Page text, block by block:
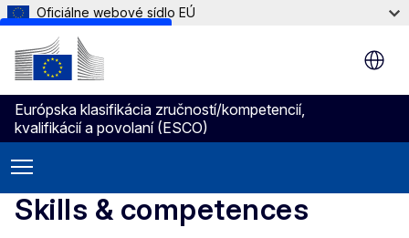
Skip to main content
Oficiálne webové sídlo EÚ
Európska klasifikácia zručností/kompetencií,
kvalifikácií a povolaní (ESCO)
Skills & competences